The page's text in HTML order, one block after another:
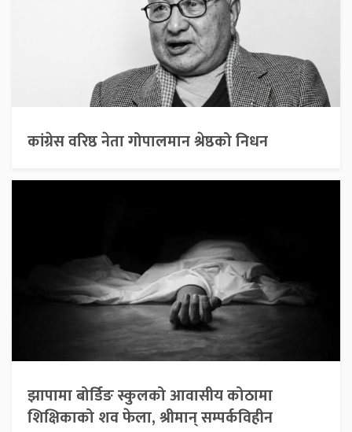
कांग्रेस वरिष्ठ नेता गोपालमान श्रेष्ठको निधन
झापामा बोर्डिङ स्कुलको आवासीय कोठामा
शिक्षिकाको शव फेला, श्रीमान् सम्पर्कविहीन